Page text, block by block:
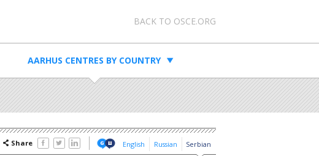
BACK TO OSCE.ORG
AARHUS CENTRES BY COUNTRY
Share English Russian Serbian